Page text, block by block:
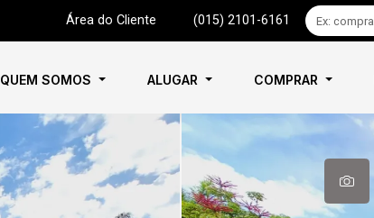
Área do Cliente (015) 2101-6161
QUEM SOMOS ALUGAR COMPRAR